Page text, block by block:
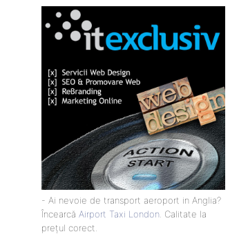
- Ai nevoie de transport aeroport in Anglia?
Încearcă Airport Taxi London . Calitate la
prețul corect.